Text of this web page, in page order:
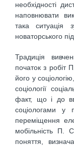
необхідності
наповнювати
така ситуація
новаторського
Традиція
початок з робіт
його у
соціології
факт, що і до
соціологами у
переміщення
мобільність П.
поняття,